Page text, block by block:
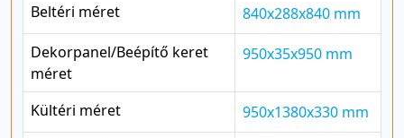
Beltéri méret
840x288x840 mm
Dekorpanel/Beépítő keret
méret
950x35x950 mm
Kültéri méret
950x1380x330 mm